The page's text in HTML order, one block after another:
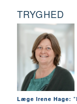
TRYGHED
Læge Irene Hage: